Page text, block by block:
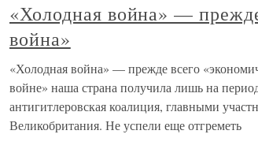
«Холодная война» —
война»
«Холодная война» — прежде всего
войне» наша страна получила лишь на
антигитлеровская коалиция, главными
Великобритания. Не успели еще отгреметь